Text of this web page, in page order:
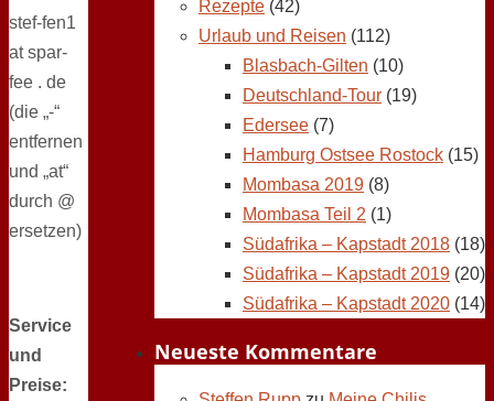
stef-fen1
at spar-
fee . de
(die „-“
entfernen
und „at“
durch @
ersetzen)
Service
und
Preise:
Rezepte (42)
Urlaub und Reisen (112)
Blasbach-Gilten (10)
Deutschland-Tour (19)
Edersee (7)
Hamburg Ostsee Rostock (15)
Mombasa 2019 (8)
Mombasa Teil 2 (1)
Südafrika – Kapstadt 2018 (18)
Südafrika – Kapstadt 2019 (20)
Südafrika – Kapstadt 2020 (14)
Neueste Kommentare